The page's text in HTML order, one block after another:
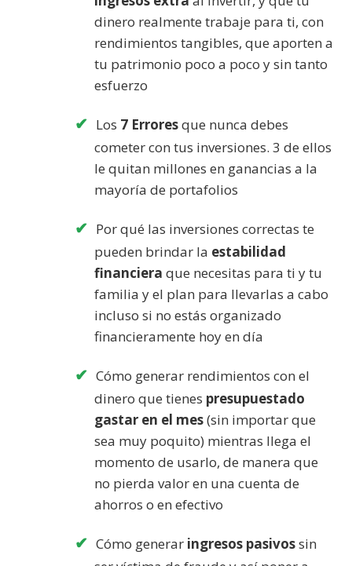
dinero realmente trabaje para ti, con
rendimientos tangibles, que aporten a
tu patrimonio poco a poco y sin tanto
esfuerzo
Los 7 Erroresque nunca debes
cometer con tus inversiones. 3 de ellos
le quitan millones en ganancias a la
mayoría de portafolios
Por qué las inversiones correctas te
pueden brindar la estabilidad
financiera que necesitas para ti y tu
familia y el plan para llevarlas a cabo
incluso si no estás organizado
financieramente hoy en día
Cómo generar rendimientos con el
dinero que tienes presupuestado
gastar en el mes(sin importar que
sea muy poquito) mientras llega el
momento de usarlo, de manera que
no pierda valor en una cuenta de
ahorros o en efectivo
Cómo generar ingresos pasivossin